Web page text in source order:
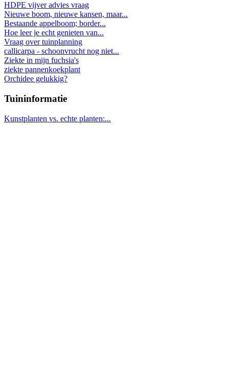
HDPE vijver advies vraag
Nieuwe boom, nieuwe kansen, maar...
Bestaande appelboom; border...
Hoe leer je echt genieten van...
Vraag over tuinplanning
callicarpa - schoonvrucht nog niet...
Ziekte in mijn fuchsia's
ziekte pannenkoekplant
Orchidee gelukkig?
Tuininformatie
Kunstplanten vs. echte planten:...